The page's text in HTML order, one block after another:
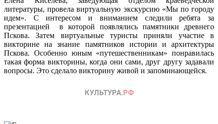
литературы, провела виртуальную экскурсию «Мы по городу
идем». С интересом и вниманием следили ребята за
презентацией в которой появлялись памятники древнего
Пскова. Затем виртуальные туристы приняли участие в
викторине на знание памятников истории и архитектуры
Пскова. Особенно юным «путешественникам» понравилась
такая форма викторины, когда они сами, друг другу задавали
вопросы. Это сделало викторину живой и запоминающейся.